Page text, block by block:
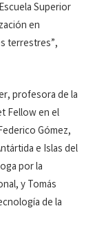
Superior
en
terrestres”,
profesora de la
Fellow en el
Gómez,
e Islas del
por la
y Tomás
de la